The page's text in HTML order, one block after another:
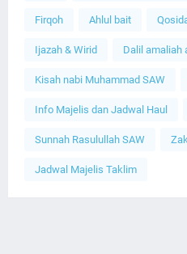
Firqoh Ahlul bait
Ijazah & Wirid Dalil amaliah
Kisah nabi Muhammad SAW
Info Majelis dan Jadwal Haul
Sunnah Rasulullah SAW
Jadwal Majelis Taklim